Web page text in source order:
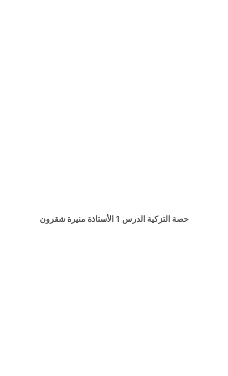
حصة التزكية الدرس 1 الأستاذة منيرة شقرون